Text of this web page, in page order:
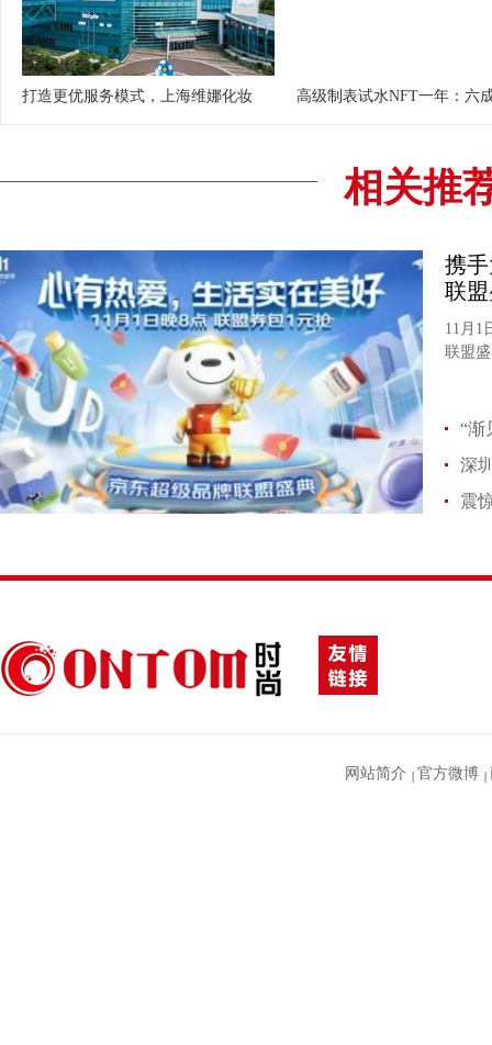
打造更优服务模式，上海维娜化妆 高级制表试水NFT一年：六
相关推
携
联
11月1
联盟
“渐
深
震
网站简介 官方微博